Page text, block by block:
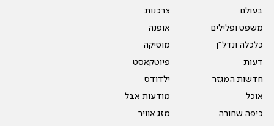
בעולם
משפט ופלילים
כלכלה ונדל"ן
דעות
חדשות המגזר
אוכל
כיפה שחורה
צרכנות
אופנה
מוסיקה
פיוטקאסט
ילדודס
מודעות אבל
מזג אוויר